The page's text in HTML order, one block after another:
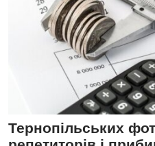
Тернопільських